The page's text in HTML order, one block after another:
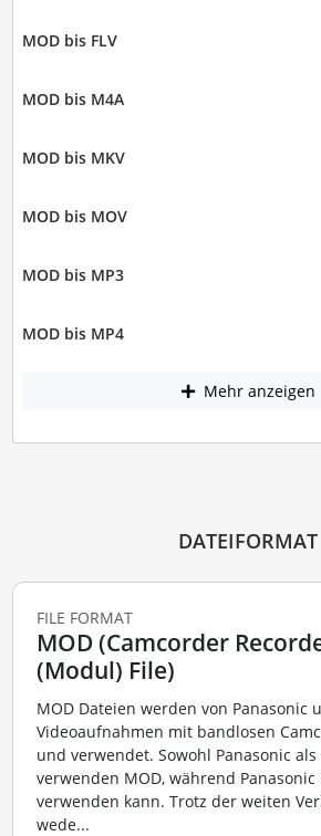
MOD bis FLV
MOD bis M4A
MOD bis MKV
MOD bis MOV
MOD bis MP3
MOD bis MP4
Mehr anzeigen
DATEIFORMAT
FILE FORMAT
MOD (Camcorder
(Modul) File)
MOD Dateien werden von Panasonic
Videoaufnahmen mit bandlosen
und verwendet. Sowohl Panasonic als
verwenden MOD, während Panasonic
verwenden kann. Trotz der weiten
wede...